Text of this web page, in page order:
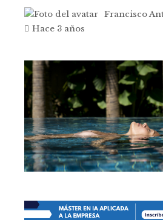
Francisco
Hace 3 años